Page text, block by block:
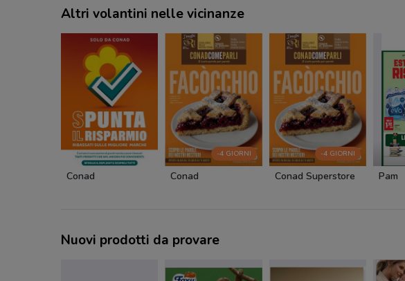
Altri volantini nelle vicinanze
Conad
-4 GIORNI
Conad
-4 GIORNI
Conad Superstore Pam
Nuovi prodotti da provare